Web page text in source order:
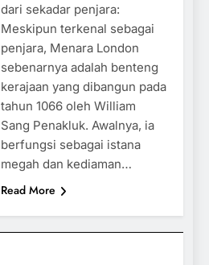
dari sekadar penjara:
Meskipun terkenal sebagai
penjara, Menara London
sebenarnya adalah benteng
kerajaan yang dibangun pada
tahun 1066 oleh William
Sang Penakluk. Awalnya, ia
berfungsi sebagai istana
megah dan kediaman…
Read More